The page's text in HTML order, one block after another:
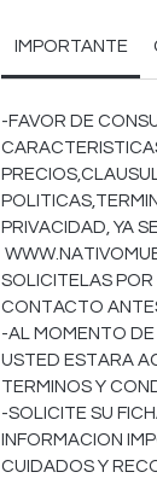
IMPORTANTE
-FAVOR DE
PRIVACIDAD, YA
SOLICITELAS
CONTACTO
-AL MOMENTO
USTED ESTARA
TERMINOS Y
-SOLICITE SU
INFORMACION
CUIDADOS Y